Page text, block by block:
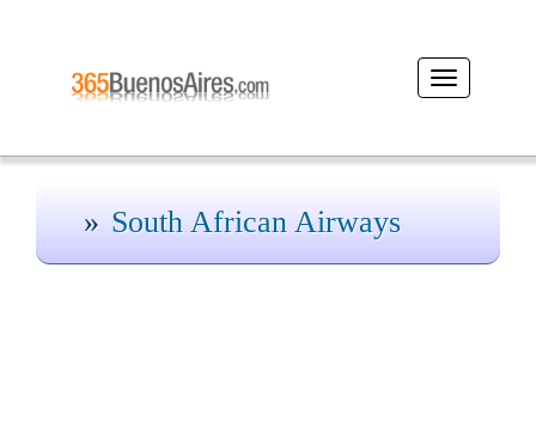
Desplegar
navegación
South African Airways